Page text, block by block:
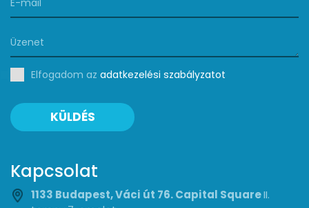
Elfogadom az adatkezelési szabályzatot
KÜLDÉS
Kapcsolat
1133 Budapest, Váci út 76. Capital SquareII.